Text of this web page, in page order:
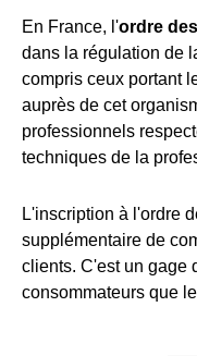
En France, l'ordre
dans la régulation de
compris ceux portant
auprès de cet
professionnels
techniques de la
L'inscription à l'ordre
supplémentaire de
clients. C'est un gage
consommateurs que